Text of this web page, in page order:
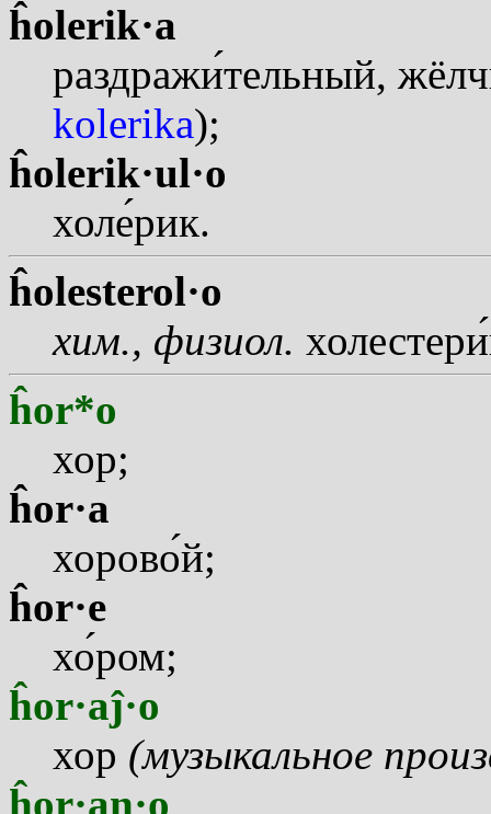
ĥolerik·a
раздражительный,
kolerika);
ĥolerik·ul·o
холерик.
ĥolesterol·o
хим., физиол. холестери
ĥor*o
хор;
ĥor·a
хоровой;
ĥor·e
хором;
ĥor·aĵ·o
хор (музыкальное
ĥor·an·o